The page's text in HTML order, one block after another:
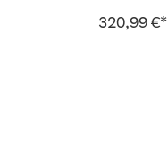
320,99 €*